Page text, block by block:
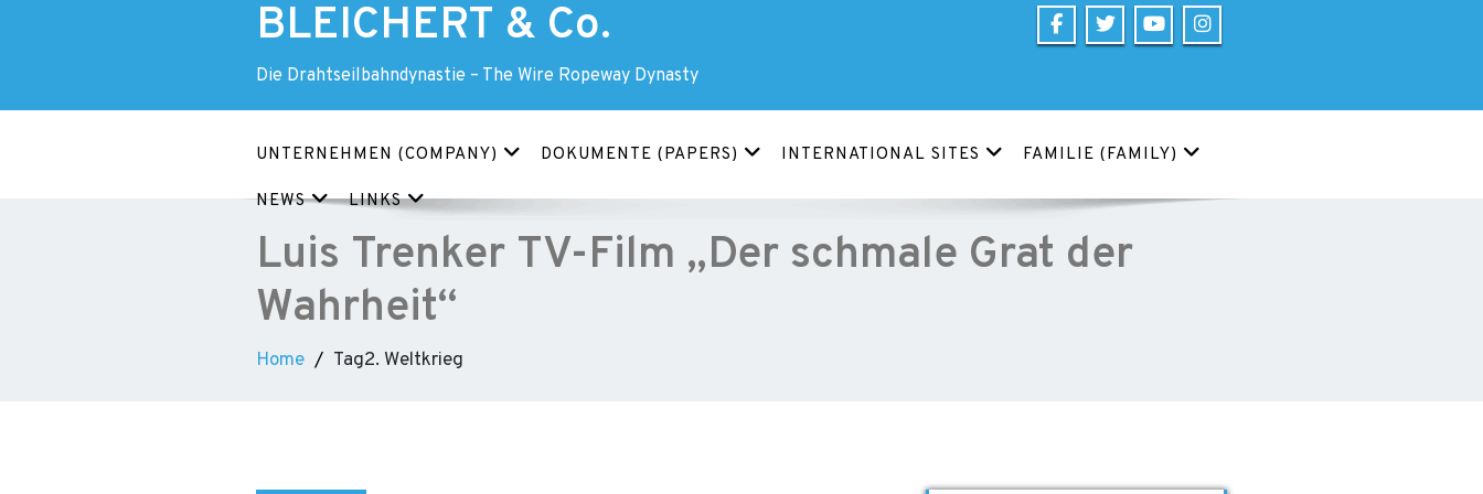
BLEICHERT & Co.
Die Drahtseilbahndynastie – The Wire Ropeway Dynasty
UNTERNEHMEN (COMPANY) DOKUMENTE (PAPERS) INTERNATIONAL SITES FAMILIE (FAMILY)
NEWS LINKS
Luis Trenker TV-Film „Der schmale Grat der
Wahrheit“
Home Tag2. Weltkrieg